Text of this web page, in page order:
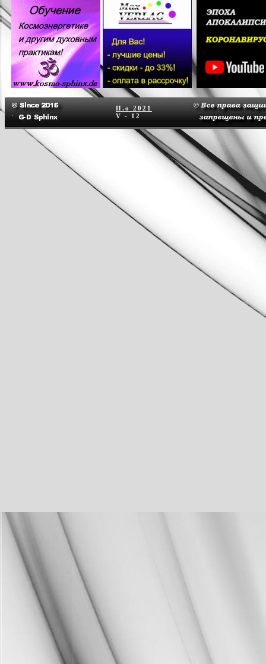
П.о
2021
V - 12